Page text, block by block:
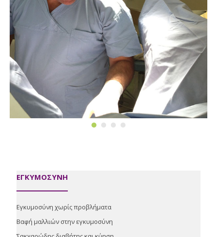
ΕΓΚΥΜΟΣΥΝΗ
Εγκυμοσύνη χωρίς προβλήματα
Βαφή μαλλιών στην εγκυμοσύνη